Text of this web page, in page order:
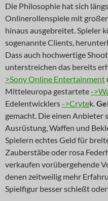
Die Philosophie hat sich
Onlinerollenspiele mit
hinaus ausgebreitet. Spieler
sogenannte Clients,
Dass auch hochwertige
unterstreichen das bereits
>Sony Online Entertainment
Mitteleuropa gestartete-
Edelentwicklers->Crytek.
gemacht. Die einen Anbieter
Ausrüstung, Waffen und
Spielern echtes Geld für
Zauberstäbe oder rosa
verkaufen vorübergehende
denen zeitweilig mehr
Spielfigur besser schießt